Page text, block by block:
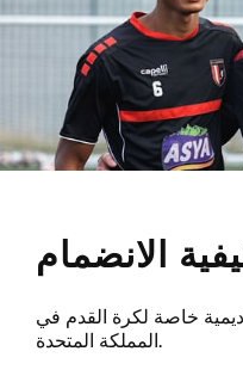
الانضمام
خاصة لكرة القدم في
المملكة المتحدة.